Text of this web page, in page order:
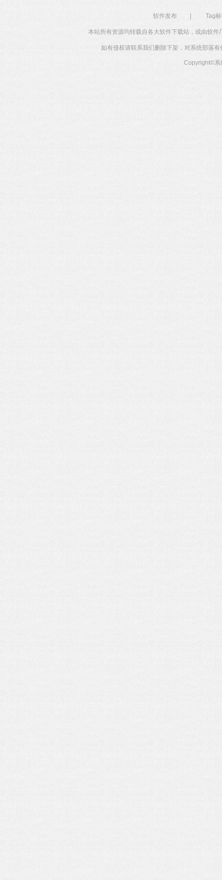
软件发布 Tag
本站所有资源均转载自各大软件下载站，或由软
如有侵权请联系我们删除下架，对系统部落
Copyright©系